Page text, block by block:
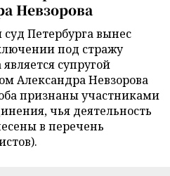
Невзорова
Петербурга вынес
под стражу
супругой
Александра Невзорова
признаны участниками
чья деятельность
в перечень